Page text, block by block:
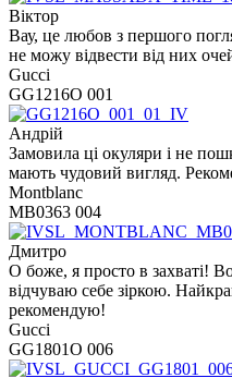
Віктор
Вау, це любов з першого
не можу відвести від них
Gucci
GG1216O 001
Андрій
Замовила ці окуляри і не
мають чудовий вигляд.
Montblanc
MB0363 004
Дмитро
О боже, я просто в захваті!
відчуваю себе зіркою.
рекомендую!
Gucci
GG1801O 006